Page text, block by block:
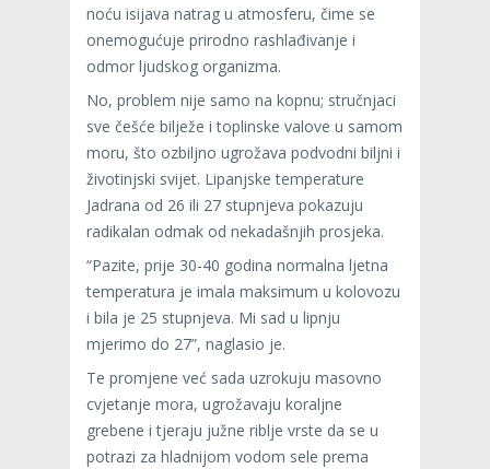
noću isijava natrag u atmosferu, čime se
onemogućuje prirodno rashlađivanje i
odmor ljudskog organizma.
No, problem nije samo na kopnu; stručnjaci
sve češće bilježe i toplinske valove u samom
moru, što ozbiljno ugrožava podvodni biljni i
životinjski svijet. Lipanjske temperature
Jadrana od 26 ili 27 stupnjeva pokazuju
radikalan odmak od nekadašnjih prosjeka.
“Pazite, prije 30-40 godina normalna ljetna
temperatura je imala maksimum u kolovozu
i bila je 25 stupnjeva. Mi sad u lipnju
mjerimo do 27”, naglasio je.
Te promjene već sada uzrokuju masovno
cvjetanje mora, ugrožavaju koraljne
grebene i tjeraju južne riblje vrste da se u
potrazi za hladnijom vodom sele prema